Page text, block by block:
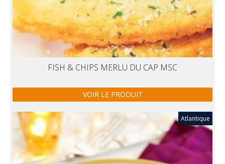
FISH & CHIPS MERLU DU CAP MSC
VOIR LE PRODUIT
Atlantique